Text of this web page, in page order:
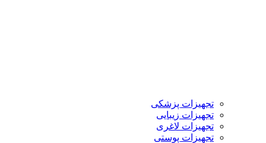
تجهیزات پزشکی
تجهیزات زیبایی
تجهیزات لاغری
تجهیزات پوستی